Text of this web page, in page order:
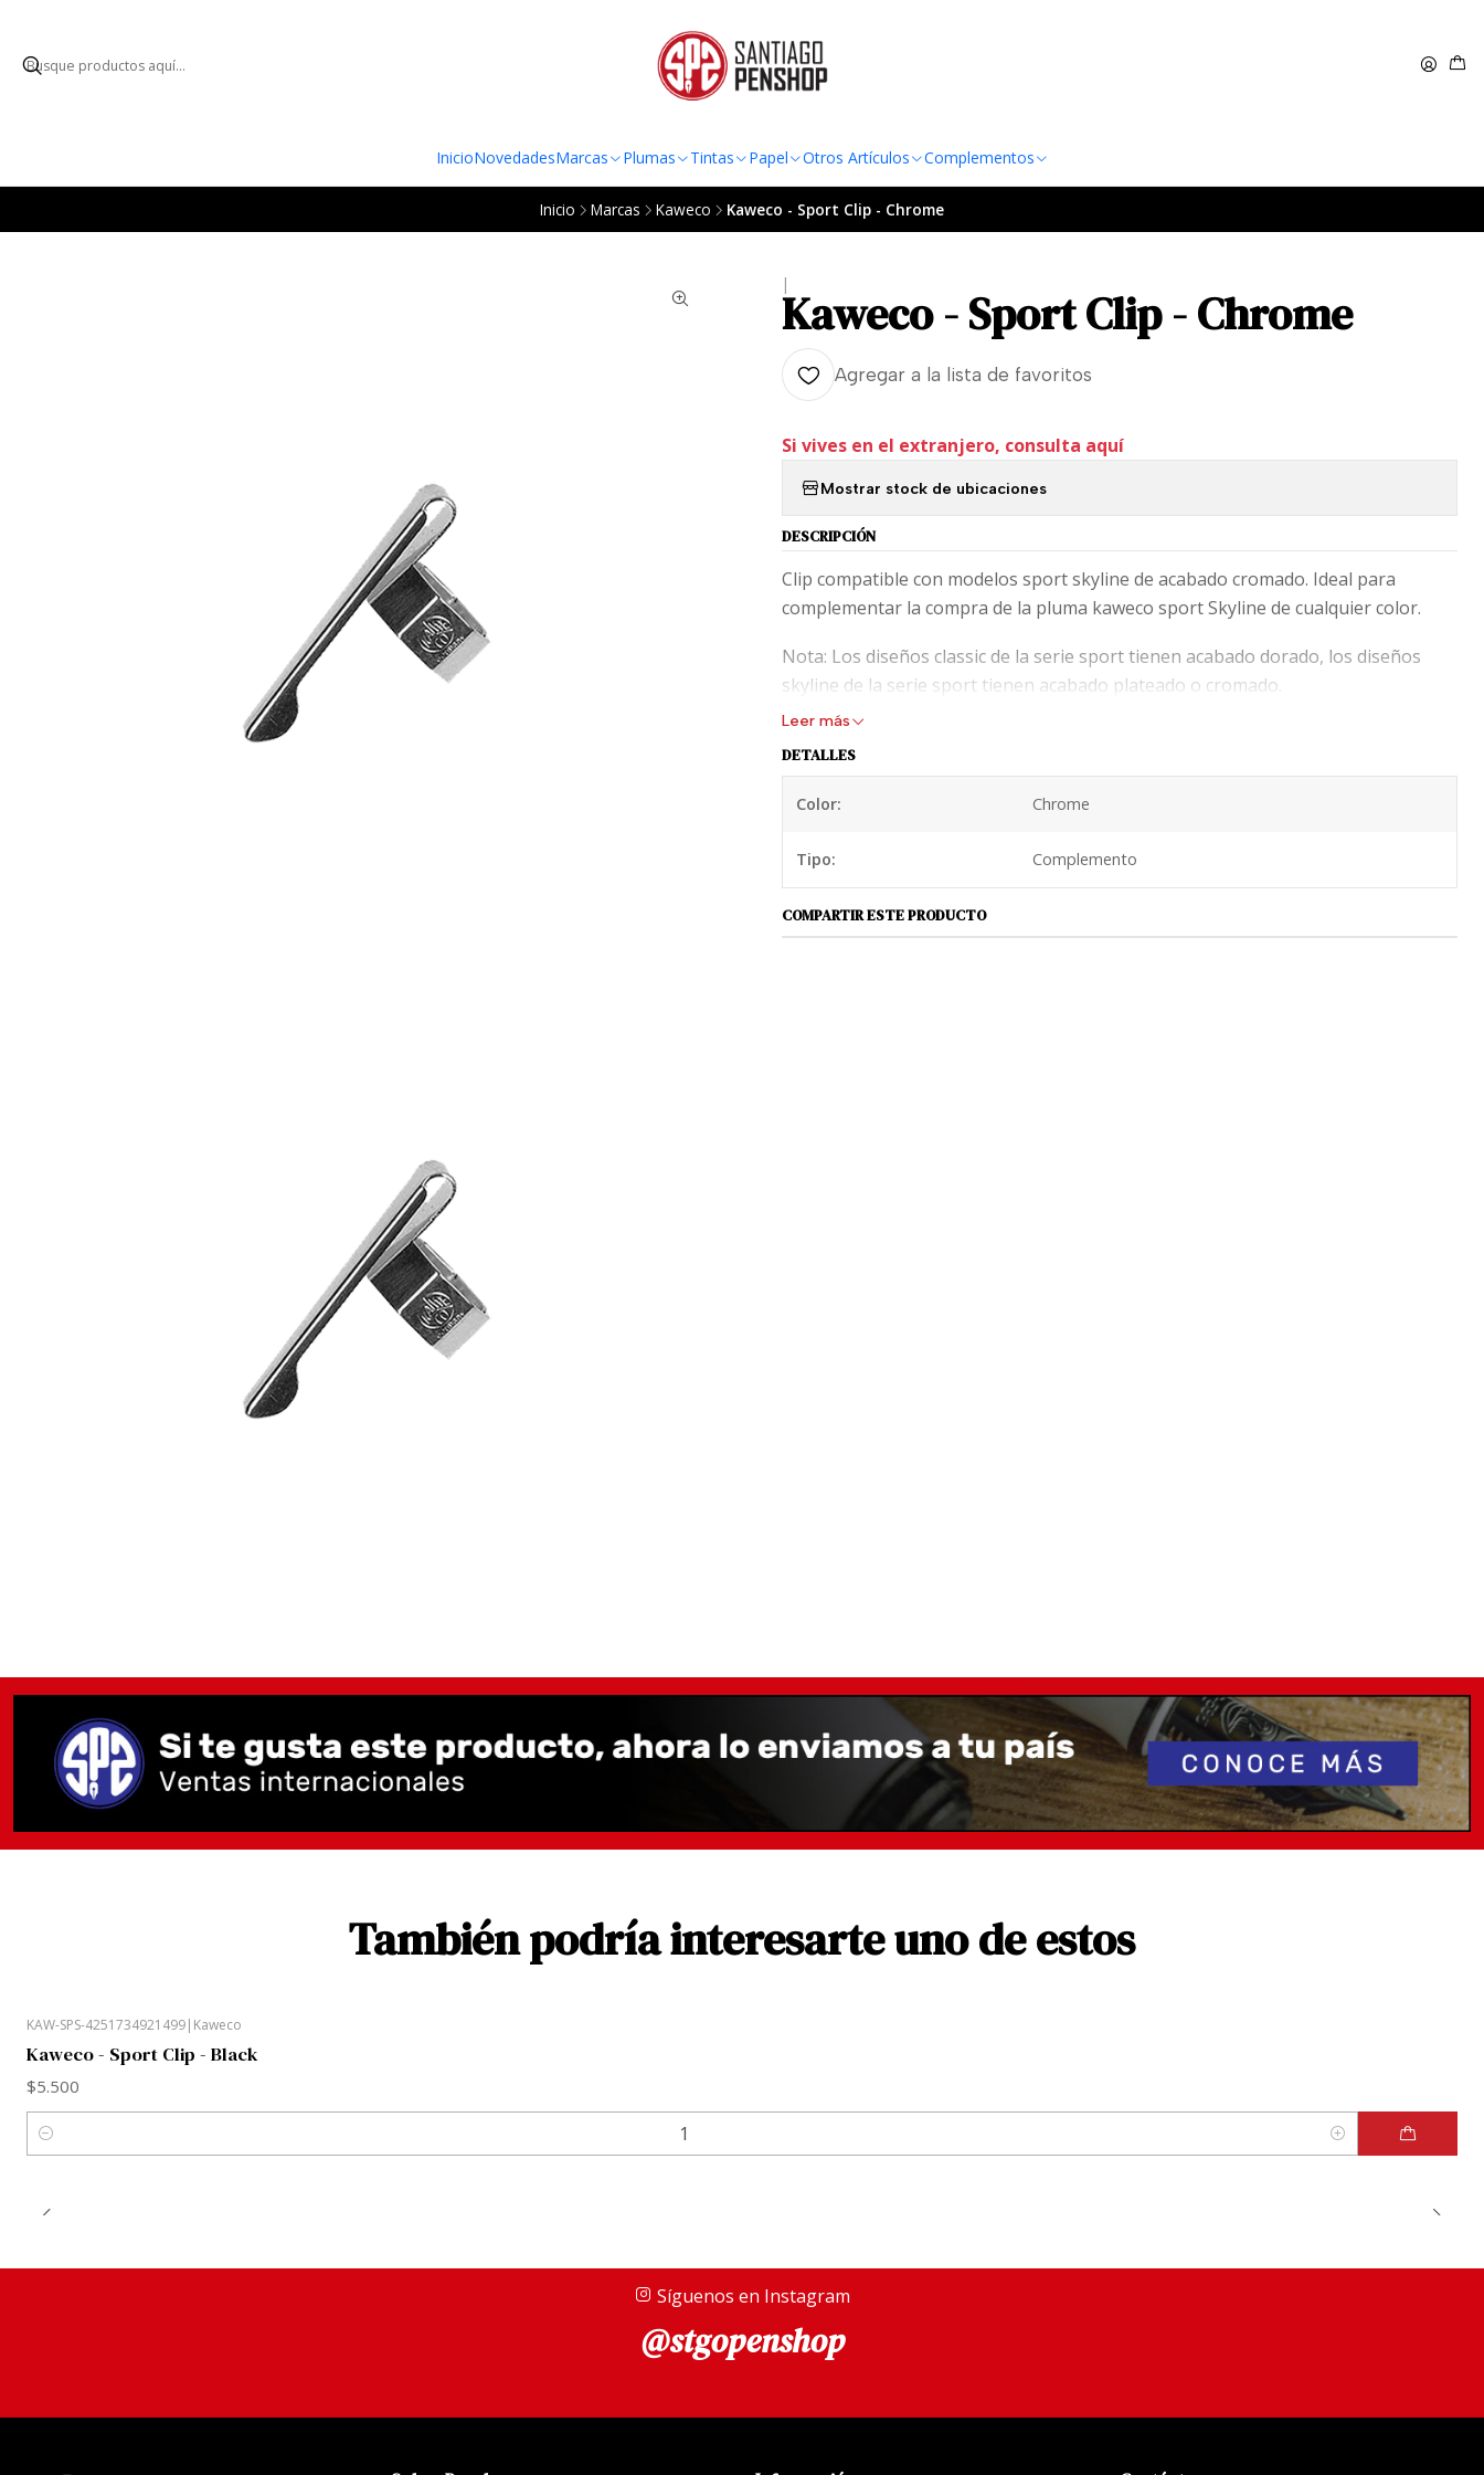
InicioNovedadesMarcas Plumas Tintas Papel Otros Artículos Complementos
Inicio Marcas Kaweco Kaweco - Sport Clip - Chrome
|
Kaweco - Sport Clip - Chrome
Agregar a la lista de favoritos
Si vives en el extranjero, consulta aquí
Mostrar stock de ubicaciones
DESCRIPCIÓN
Clip compatible con modelos sport skyline de acabado cromado. Ideal para
complementar la compra de la pluma kaweco sport Skyline de cualquier color.
Nota: Los diseños classic de la serie sport tienen acabado dorado, los diseños
skyline de la serie sport tienen acabado plateado o cromado.
Leer más
DETALLES
Color: Chrome
Tipo: Complemento
COMPARTIR ESTE PRODUCTO
También podría interesarte uno de estos
KAW-SPS-4251734921499| Kaweco
Kaweco - Sport Clip - Black
$5.500
Cantidad
Síguenos en Instagram
@stgopenshop